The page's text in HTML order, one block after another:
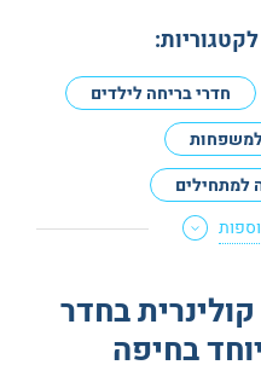
חדרי בריחה לילדים
למתחילים
חדרי בריחה למנוסים
חדרי בריחה בצפוןבחדר
בחיפה